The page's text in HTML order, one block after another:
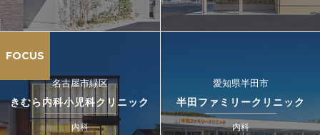
FOCUS
名古屋市緑区
きむら内科小児科クリニック
内科
愛知県半田市
半田ファミリークリニック
内科